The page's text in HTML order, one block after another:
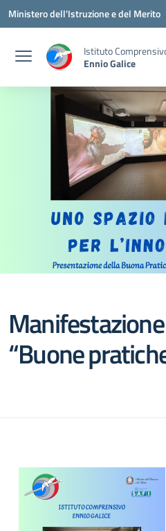
Vai ai contenuti
Vai al menu di navigazione
Vai al footer
Ministero dell'Istruzione e del Merito
Istituto
Ennio Galice
“Buone